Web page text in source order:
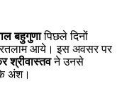
बहुगुणापिछले दिनों
रतलाम आये। इस अवसर पर
श्रीवास्तवने उनसे
के अंश।